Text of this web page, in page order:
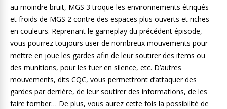
au moindre bruit, MGS 3 troque les environnements étriqués
et froids de MGS 2 contre des espaces plus ouverts et riches
en couleurs. Reprenant le gameplay du précédent épisode,
vous pourrez toujours user de nombreux mouvements pour
mettre en joue les gardes afin de leur soutirer des items ou
des munitions, pour les tuer en silence, etc. D’autres
mouvements, dits CQC, vous permettront d’attaquer des
gardes par derrière, de leur soutirer des informations, de les
faire tomber… De plus, vous aurez cette fois la possibilité de